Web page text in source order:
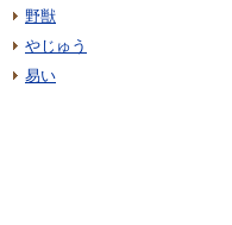
野獣
やじゅう
易い